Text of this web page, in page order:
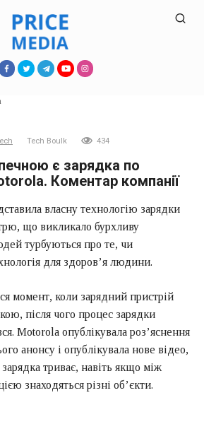
Tech Boulk 434
є зарядка по
Коментар компанії
власну технологію зарядки
що викликало бурхливу
турбуються про те, чи
для здоров’я людини.
момент, коли зарядний пристрій
після чого процес зарядки
Motorola опублікувала роз’яснення
анонсу і опублікувала нове відео,
триває, навіть якщо між
знаходяться різні об’єкти.